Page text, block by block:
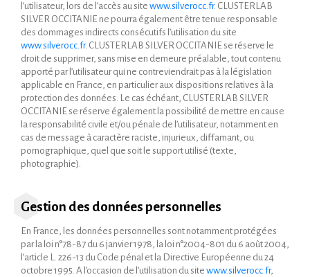
l’utilisateur, lors de l’accès au site www.silverocc.fr. CLUSTERLAB
SILVER OCCITANIE ne pourra également être tenue responsable
des dommages indirects consécutifs l’utilisation du site
www.silverocc.fr. CLUSTERLAB SILVER OCCITANIE se réserve le
droit de supprimer, sans mise en demeure préalable, tout contenu
apporté par l’utilisateur qui ne contreviendrait pas à la législation
applicable en France, en particulier aux dispositions relatives à la
protection des données. Le cas échéant, CLUSTERLAB SILVER
OCCITANIE se réserve également la possibilité de mettre en cause
la responsabilité civile et/ou pénale de l’utilisateur, notamment en
cas de message à caractère raciste, injurieux, diffamant, ou
pornographique, quel que soit le support utilisé (texte,
photographie).
Gestion des données personnelles
En France, les données personnelles sont notamment protégées
par la loi n°78-87 du 6 janvier 1978, la loi n°2004-801 du 6 août 2004,
l’article L. 226-13 du Code pénal et la Directive Européenne du 24
octobre 1995. A l’occasion de l’utilisation du site www.silverocc.fr,